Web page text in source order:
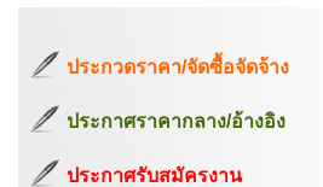
ประกวดราคา/จัดซื้อจัดจ้าง
ประกาศราคากลาง/อ้างอิง
ประกาศรับสมัครงาน